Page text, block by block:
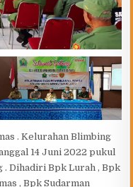
. Kelurahan Blimbing
14 Juni 2022 pukul
. Dihadiri Bpk Lurah , Bpk
, Bpk Sudarman